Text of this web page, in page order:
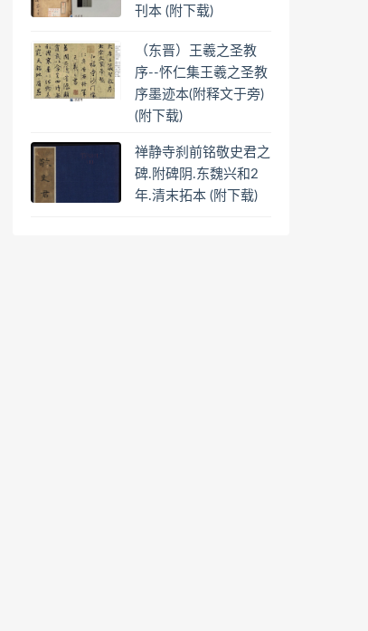
刊本 (附下载)
（东晋）王羲之圣教
序--怀仁集王羲之圣教
序墨迹本(附释文于旁)
(附下载)
禅静寺刹前铭敬史君之
碑.附碑阴.东魏兴和2
年.清末拓本 (附下载)